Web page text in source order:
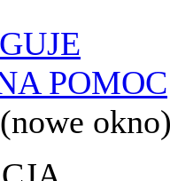
POMOC
(nowe